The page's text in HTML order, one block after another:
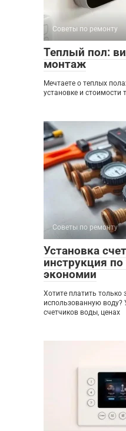
Советы по ремонту
Теплый пол:
монтаж
Мечтаете о теплых
установке и стоимости
Советы по ремонту
Установка
инструкция по
экономии
Хотите платить только
использованную воду?
счетчиков воды, ценах